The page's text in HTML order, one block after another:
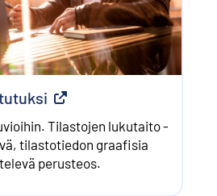
Ulkoinen linkki
Tilastojen lukutaito -
tilastotiedon graafisia
perusteos.